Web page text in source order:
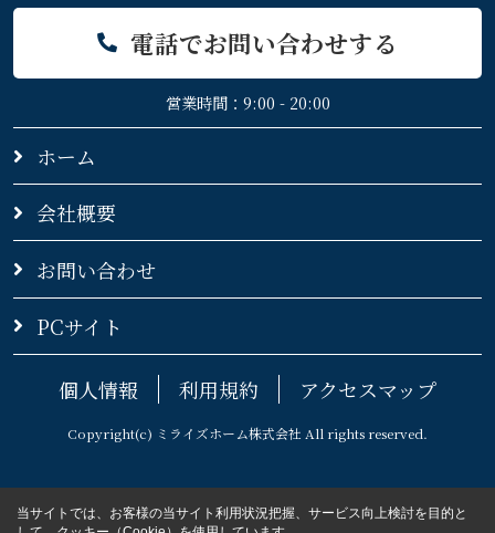
電話でお問い合わせする
営業時間：9:00 - 20:00
ホーム
会社概要
お問い合わせ
PCサイト
個人情報 利用規約 アクセスマップ
Copyright(c) ミライズホーム株式会社 All rights reserved.
当サイトでは、お客様の当サイト利用状況把握、サービス向上検討を目的と